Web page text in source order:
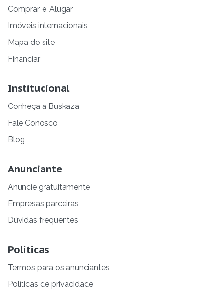
Comprar e Alugar
Imóveis internacionais
Mapa do site
Financiar
Institucional
Conheça a Buskaza
Fale Conosco
Blog
Anunciante
Anuncie gratuitamente
Empresas parceiras
Dúvidas frequentes
Políticas
Termos para os anunciantes
Políticas de privacidade